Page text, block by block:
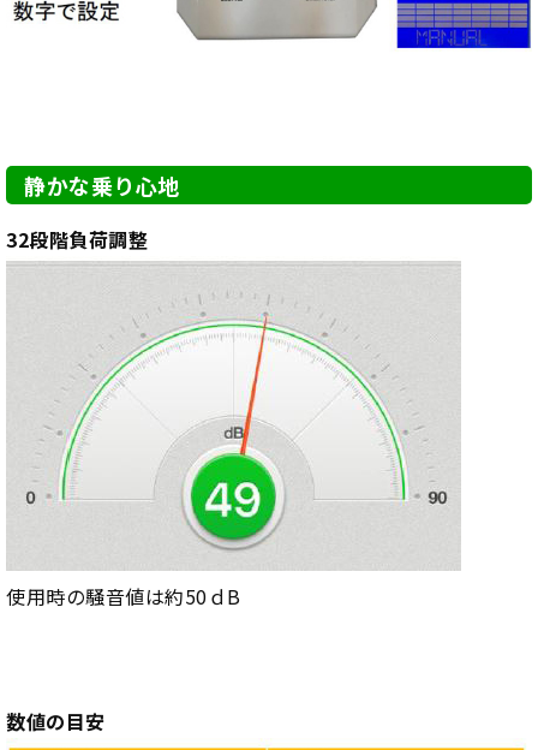
静かな乗り心地
32段階負荷調整
使用時の騒音値は約50ｄB
数値の目安